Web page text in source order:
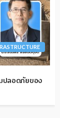
ปลอดภัยของ